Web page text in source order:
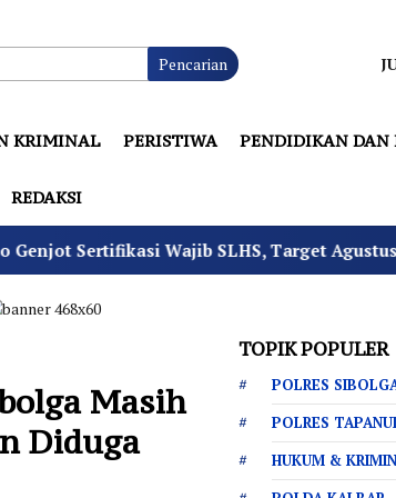
Pencarian
KRIMINAL PERISTIWA PENDIDIKAN DAN
REDAKSI
Wajib SLHS, Target Agustus Seluruh SPPG
Masih
Diduga
TOPIK POPULER
POLRES
POLRES
HUKUM &